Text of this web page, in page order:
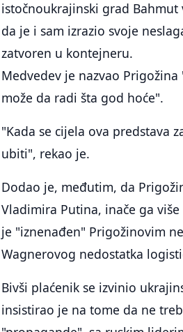
istočnoukrajinski grad
da je i sam izrazio svoje
zatvoren u kontejneru.
Medvedev je nazvao
može da radi šta god hoće".
"Kada se cijela ova predstava
ubiti", rekao je.
Dodao je, međutim, da
Vladimira Putina, inače ga
je "iznenađen" Prigožinovim
Wagnerovog nedostatka
Bivši plaćenik se izvinio
insistirao je na tome da ne